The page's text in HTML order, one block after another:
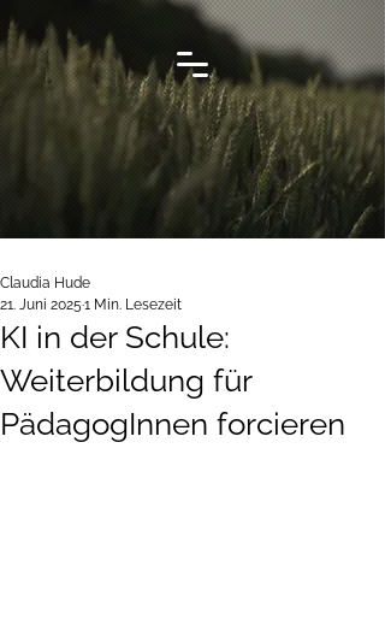
KI in der Schule:
Weiterbildung für
PädagogInnen forcieren
Claudia Hude
21. Juni 2025 1 Min. Lesezeit